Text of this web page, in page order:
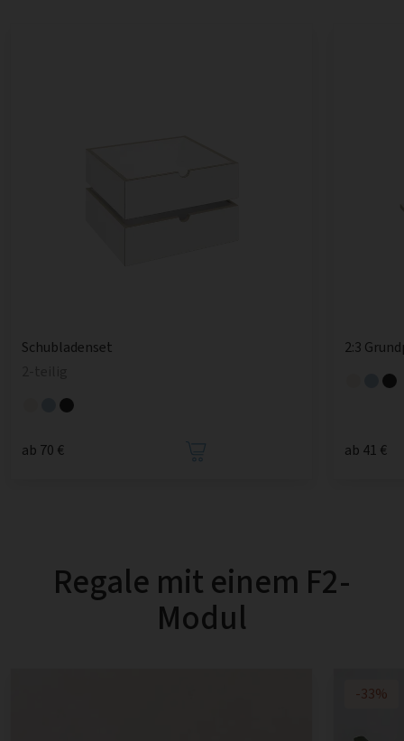
Schubladenset
ab 70 €
2:3
ab 41 €
Regale mit einem F2-
Modul
-33%